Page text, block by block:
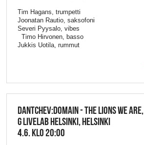
Tim Hagans, trumpetti
Joonatan Rautio, saksofoni
Severi Pyysalo, vibes
Timo Hirvonen, basso
Jukkis Uotila, rummut
DANTCHEV:DOMAIN - THE LIONS WE ARE,
G LIVELAB HELSINKI, HELSINKI
4.6. KLO 20:00